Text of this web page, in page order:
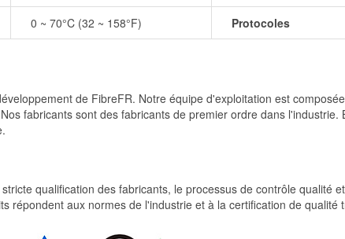
0 ~ 70°C (32 ~ 158°F) Protocoles
de FibreFR. Notre équipe d'exploitation est
fabricants sont des fabricants de premier ordre dans
qualification des fabricants, le processus de contrôle qualité
répondent aux normes de l'industrie et à la certification de qualité